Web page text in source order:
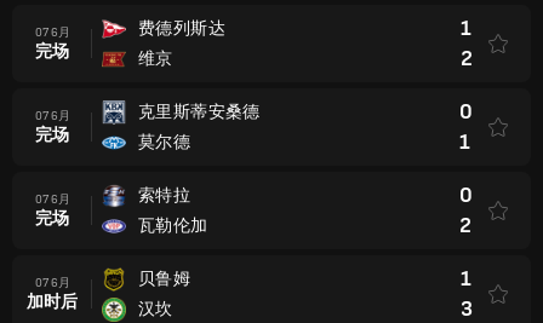
07 6月
完场
费德列斯达
维京
1
2
07 6月
完场
克里斯蒂安桑德
莫尔德
0
1
07 6月
完场
索特拉
瓦勒伦加
0
2
07 6月
加时后
贝鲁姆
汉坎
1
3